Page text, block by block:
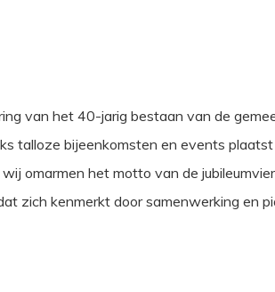
van het 40-jarig bestaan van de
talloze bijeenkomsten en events
omarmen het motto van de
zich kenmerkt door samenwerking en